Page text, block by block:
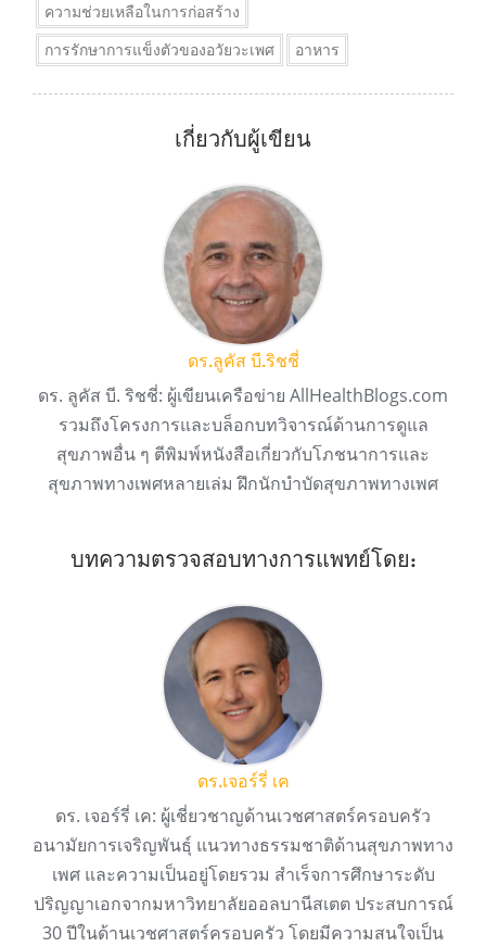
ความช่วยเหลือในการก่อสร้าง
การรักษาการแข็งตัวของอวัยวะเพศ
อาหาร
เกี่ยวกับผู้เขียน
ดร.ลูคัส บี.ริชชี่
ดร. ลูคัส บี. ริชชี่: ผู้เขียนเครือข่าย AllHealthBlogs.com
รวมถึงโครงการและบล็อกบทวิจารณ์ด้านการดูแล
สุขภาพอื่น ๆ ตีพิมพ์หนังสือเกี่ยวกับโภชนาการและ
สุขภาพทางเพศหลายเล่ม ฝึกนักบำบัดสุขภาพทางเพศ
บทความตรวจสอบทางการแพทย์โดย:
ดร.เจอร์รี่ เค
ดร. เจอร์รี่ เค: ผู้เชี่ยวชาญด้านเวชศาสตร์ครอบครัว
อนามัยการเจริญพันธุ์ แนวทางธรรมชาติด้านสุขภาพทาง
เพศ และความเป็นอยู่โดยรวม สำเร็จการศึกษาระดับ
ปริญญาเอกจากมหาวิทยาลัยออลบานีสเตต ประสบการณ์
30 ปีในด้านเวชศาสตร์ครอบครัว โดยมีความสนใจเป็น